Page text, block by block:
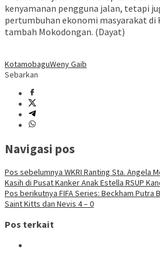
kenyamanan pengguna jalan, tetapi
pertumbuhan ekonomi masyarakat di
tambah Mokodongan. (Dayat)
KotamobaguWeny Gaib
Sebarkan
Navigasi pos
Pos sebelumnya WKRI Ranting Sta. Angela
Kasih di Pusat Kanker Anak Estella RSUP
Pos berikutnya FIFA Series: Beckham Putra
Saint Kitts dan Nevis 4 – 0
Pos terkait